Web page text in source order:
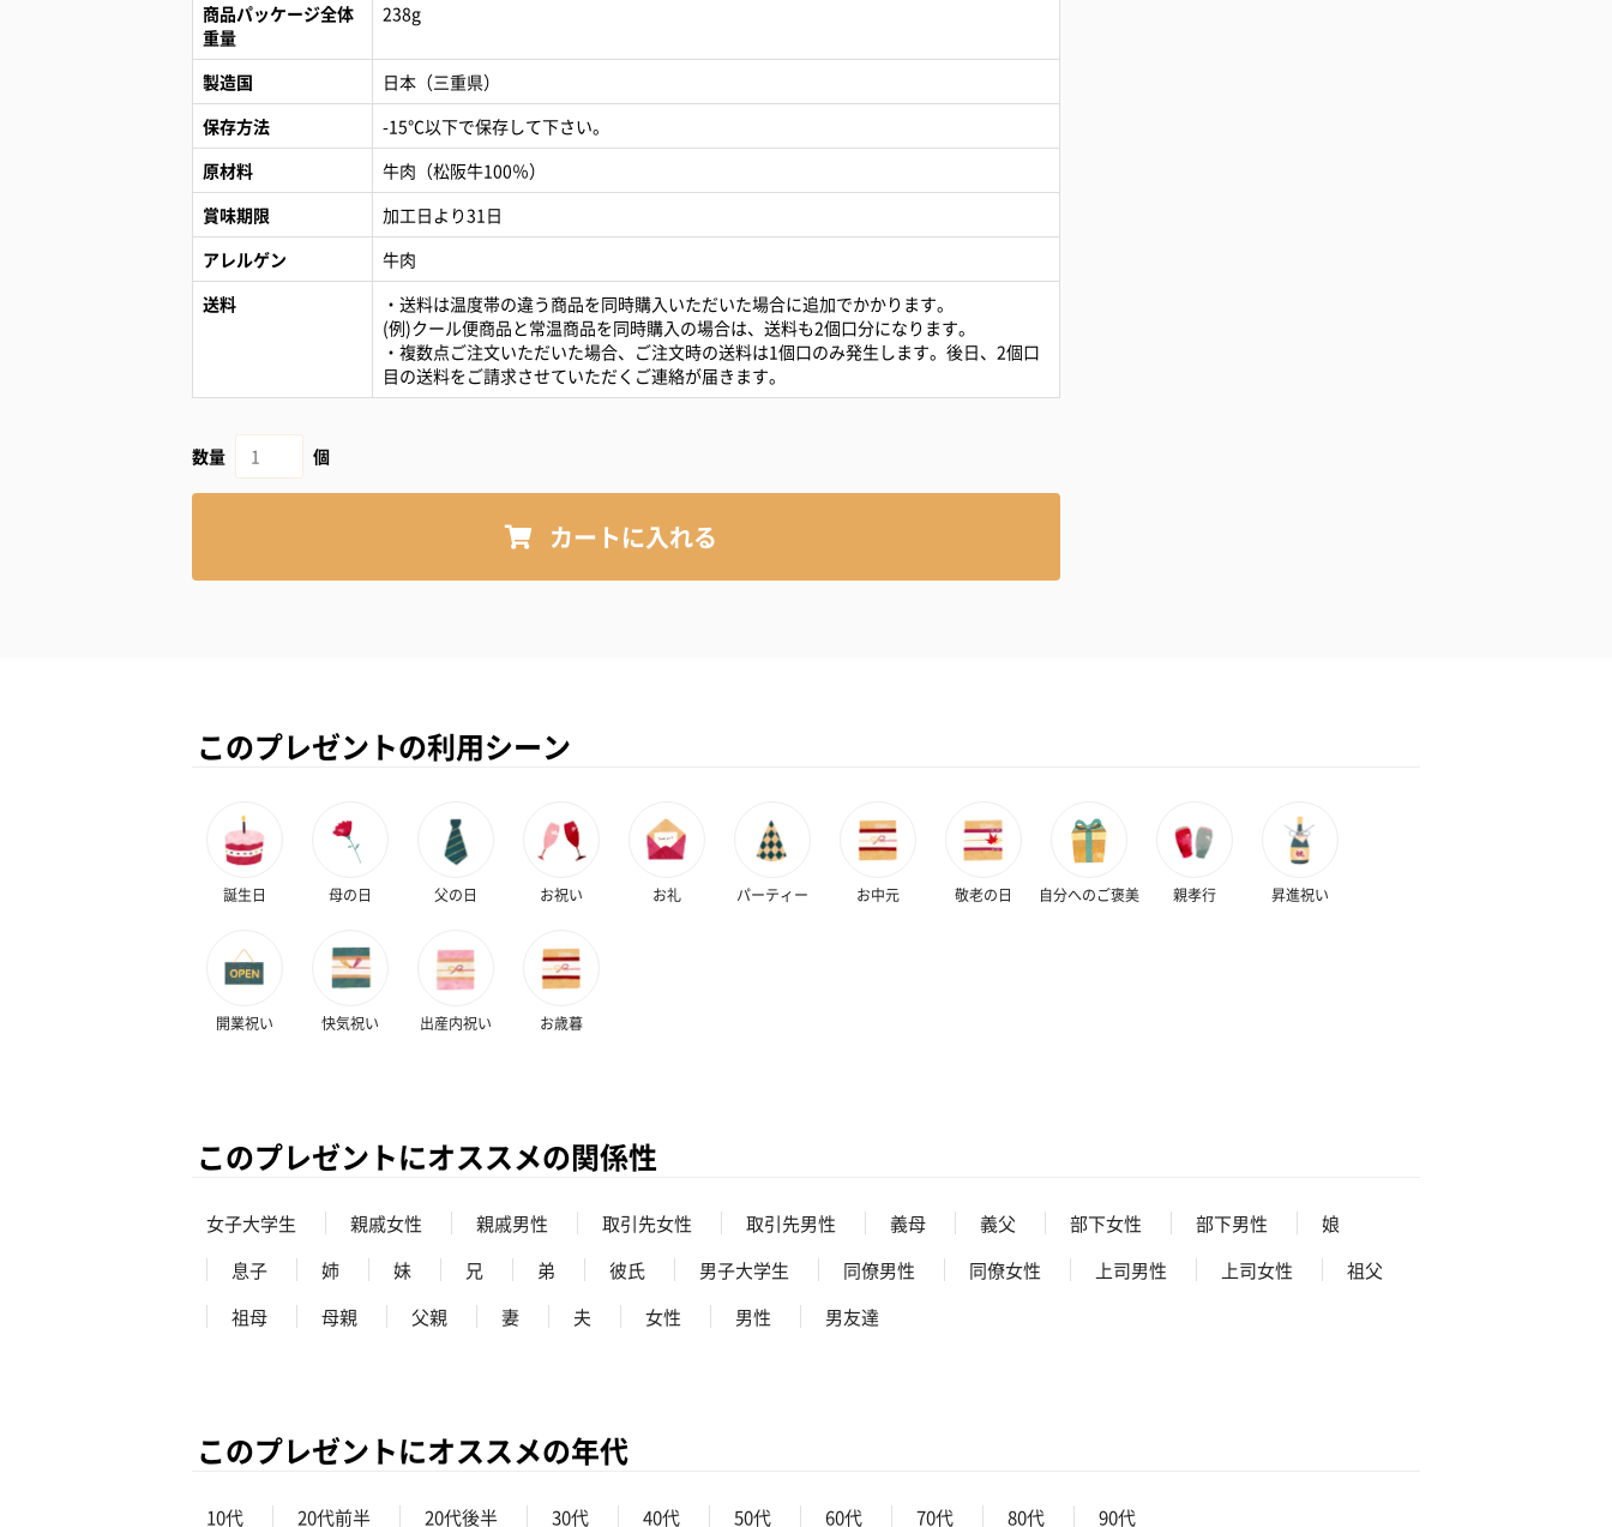
商品パッケージ全体
重量
238g
製造国
日本（三重県）
保存方法
-15℃以下で保存して下さい。
原材料
牛肉（松阪牛100％）
賞味期限
加工日より31日
アレルゲン
牛肉
送料
・送料は温度帯の違う商品を同時購入いただいた場合に追加でかかります。
(例)クール便商品と常温商品を同時購入の場合は、送料も2個口分になります。
・複数点ご注文いただいた場合、ご注文時の送料は1個口のみ発生します。後日、2個口
目の送料をご請求させていただくご連絡が届きます。
数量 個
カートに入れる
このプレゼントの利用シーン
誕生日 母の日 父の日 お祝い お礼 パーティー お中元 敬老の日 自分へのご褒美 親孝行 昇進祝い
開業祝い 快気祝い 出産内祝い お歳暮
このプレゼントにオススメの関係性
女子大学生 親戚女性 親戚男性 取引先女性 取引先男性 義母 義父 部下女性 部下男性
娘
息子
姉 妹 兄 弟 彼氏 男子大学生 同僚男性 同僚女性 上司男性 上司女性
祖父
祖母
母親 父親 妻 夫 女性 男性 男友達
このプレゼントにオススメの年代
10代 20代前半 20代後半 30代 40代 50代 60代 70代 80代 90代